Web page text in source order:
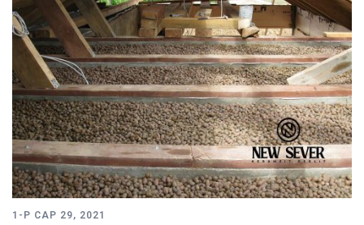
1-Р САР 29, 2021